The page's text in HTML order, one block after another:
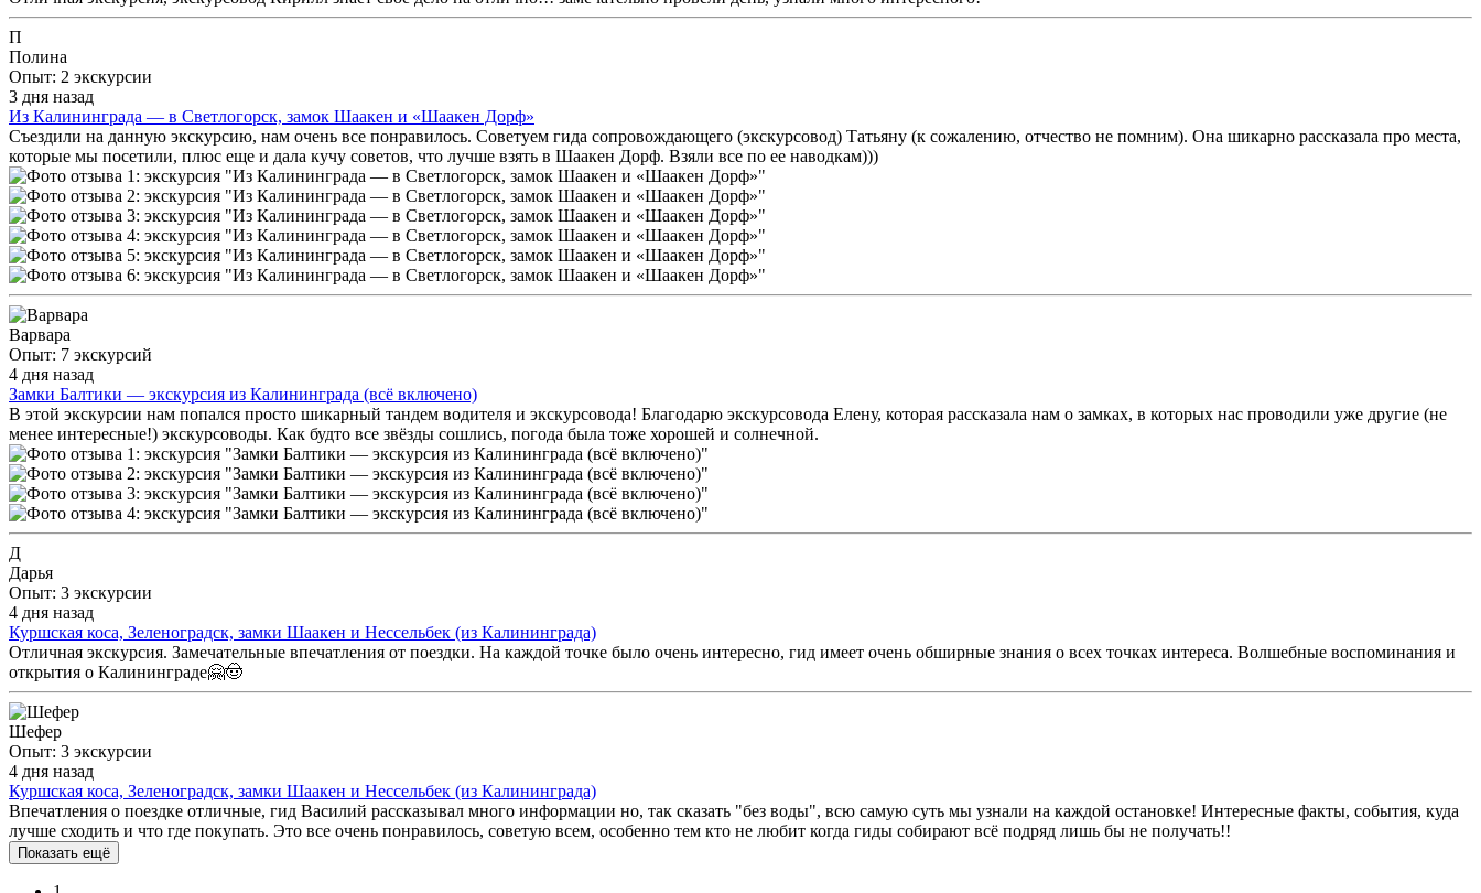
П
Полина
Опыт: 2 экскурсии
3 дня назад
Из Калининграда — в Светлогорск, замок Шаакен и «Шаакен Дорф»
Съездили на данную экскурсию, нам очень все понравилось. Советуем гида сопровождающего (экскурсовод) Татьяну (к сожалению, отчество не помним). Она шикарно рассказала про места,
которые мы посетили, плюс еще и дала кучу советов, что лучше взять в Шаакен Дорф. Взяли все по ее наводкам)))
Варвара
Опыт: 7 экскурсий
4 дня назад
Замки Балтики — экскурсия из Калининграда (всё включено)
В этой экскурсии нам попался просто шикарный тандем водителя и экскурсовода! Благодарю экскурсовода Елену, которая рассказала нам о замках, в которых нас проводили уже другие (не
менее интересные!) экскурсоводы. Как будто все звёзды сошлись, погода была тоже хорошей и солнечной.
Д
Дарья
Опыт: 3 экскурсии
4 дня назад
Куршская коса, Зеленоградск, замки Шаакен и Нессельбек (из Калининграда)
Отличная экскурсия. Замечательные впечатления от поездки. На каждой точке было очень интересно, гид имеет очень обширные знания о всех точках интереса. Волшебные воспоминания и
открытия о Калининграде🤗🤠
Шефер
Опыт: 3 экскурсии
4 дня назад
Куршская коса, Зеленоградск, замки Шаакен и Нессельбек (из Калининграда)
Впечатления о поездке отличные, гид Василий рассказывал много информации но, так сказать "без воды", всю самую суть мы узнали на каждой остановке! Интересные факты, события, куда
лучше сходить и что где покупать. Это все очень понравилось, советую всем, особенно тем кто не любит когда гиды собирают всё подряд лишь бы не получать!!
Показать ещё